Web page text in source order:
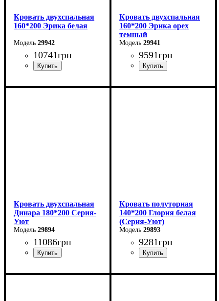
Кровать двухспальная
160*200 Эрика белая
29942
10741грн
Ширина: 160 см
Кровать двухспальная
160*200 Эрика орех
темный
29941
9591грн
Ширина: 160 см
Кровать двухспальная
Динара 180*200 Серия-
Уют
29894
11086грн
Ширина: 180 см
Кровать полуторная
140*200 Глория белая
(Серия-Уют)
29893
9281грн
Ширина: 140 см